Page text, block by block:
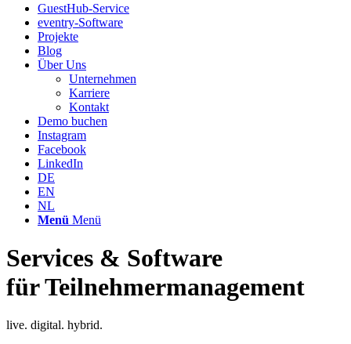
GuestHub-Service
eventry-Software
Projekte
Blog
Über Uns
Unternehmen
Karriere
Kontakt
Demo buchen
Instagram
Facebook
LinkedIn
DE
EN
NL
Menü Menü
Services & Software
für Teilnehmermanagement
live. digital. hybrid.